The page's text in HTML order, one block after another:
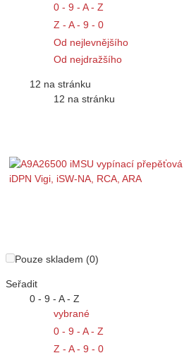
0 - 9 - A - Z
Z - A - 9 - 0
Od nejlevnějšího
Od nejdražšího
12 na stránku
12 na stránku
Pouze skladem (0)
Seřadit
0 - 9 - A - Z
vybrané
0 - 9 - A - Z
Z - A - 9 - 0